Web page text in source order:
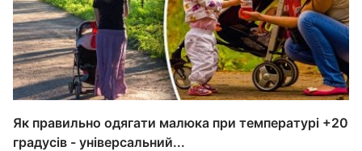
Як правильно одягати малюка при температурі +20
градусів - універсальний...